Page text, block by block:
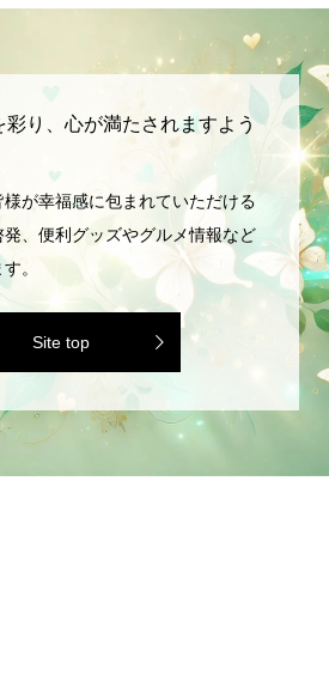
彩り、心が満たされますよう
が幸福感に包まれていただける
、便利グッズやグルメ情報など
。
Site top